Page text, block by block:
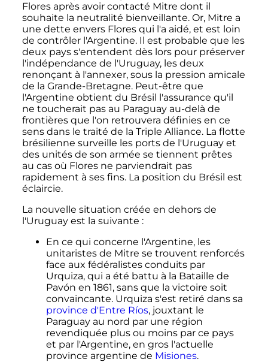
Flores après avoir contacté Mitre dont il
souhaite la neutralité bienveillante. Or, Mitre a
une dette envers Flores qui l'a aidé, et est loin
de contrôler l'Argentine. Il est probable que les
deux pays s'entendent dès lors pour préserver
l'indépendance de l'Uruguay, les deux
renonçant à l'annexer, sous la pression amicale
de la Grande-Bretagne. Peut-être que
l'Argentine obtient du Brésil l'assurance qu'il
ne toucherait pas au Paraguay au-delà de
frontières que l'on retrouvera définies en ce
sens dans le traité de la Triple Alliance. La flotte
brésilienne surveille les ports de l'Uruguay et
des unités de son armée se tiennent prêtes
au cas où Flores ne parviendrait pas
rapidement à ses fins. La position du Brésil est
éclaircie.
La nouvelle situation créée en dehors de
l'Uruguay est la suivante :
En ce qui concerne l'Argentine, les
unitaristes de Mitre se trouvent renforcés
face aux fédéralistes conduits par
Urquiza, qui a été battu à la Bataille de
Pavón en 1861, sans que la victoire soit
convaincante. Urquiza s'est retiré dans sa
province d'Entre Ríos, jouxtant le
Paraguay au nord par une région
revendiquée plus ou moins par ce pays
et par l'Argentine, en gros l'actuelle
province argentine de Misiones.